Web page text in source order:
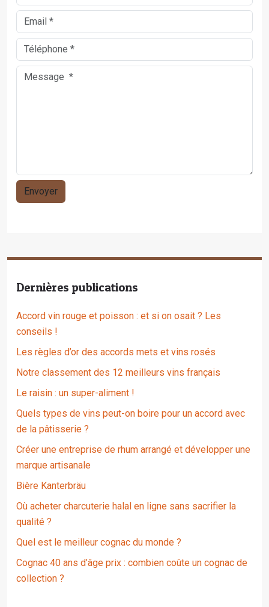
Dernières publications
Accord vin rouge et poisson : et si on osait ? Les
conseils !
Les règles d’or des accords mets et vins rosés
Notre classement des 12 meilleurs vins français
Le raisin : un super-aliment !
Quels types de vins peut-on boire pour un accord avec
de la pâtisserie ?
Créer une entreprise de rhum arrangé et développer une
marque artisanale
Bière Kanterbräu
Où acheter charcuterie halal en ligne sans sacrifier la
qualité ?
Quel est le meilleur cognac du monde ?
Cognac 40 ans d’âge prix : combien coûte un cognac de
collection ?